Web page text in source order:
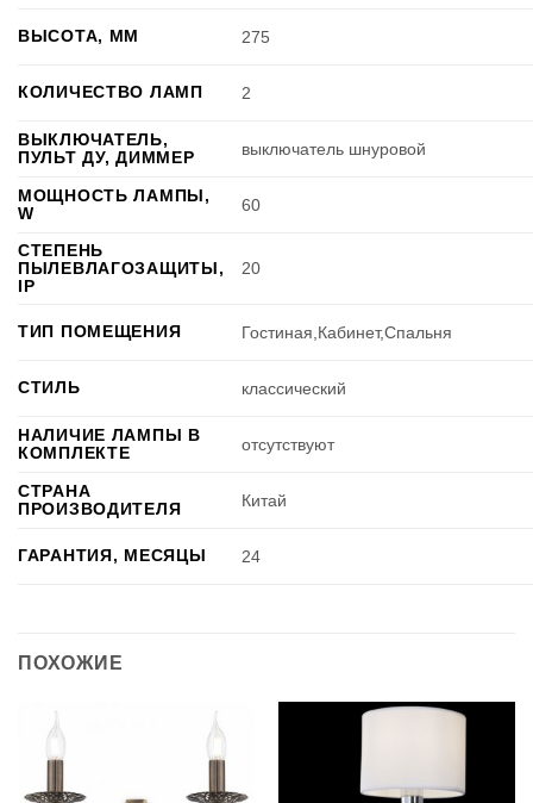
ВЫСОТА, ММ 275
КОЛИЧЕСТВО ЛАМП 2
ВЫКЛЮЧАТЕЛЬ,
ПУЛЬТ ДУ, ДИММЕР
выключатель шнуровой
МОЩНОСТЬ ЛАМПЫ,
W
60
СТЕПЕНЬ
ПЫЛЕВЛАГОЗАЩИТЫ,
IP
20
ТИП ПОМЕЩЕНИЯ Гостиная,Кабинет,Спальня
СТИЛЬ классический
НАЛИЧИЕ ЛАМПЫ В
КОМПЛЕКТЕ
отсутствуют
СТРАНА
ПРОИЗВОДИТЕЛЯ
Китай
ГАРАНТИЯ, МЕСЯЦЫ 24
ПОХОЖИЕ